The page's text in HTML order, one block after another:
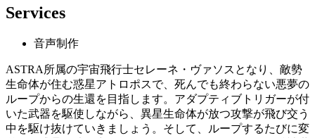
Services
音声制作
ASTRA所属の宇宙飛行士セレーネ・ヴァソスとなり、敵勢
生命体が住む惑星アトロポスで、死んでも終わらない悪夢の
ループからの生還を目指します。アダプティブトリガーが付
いた武器を駆使しながら、異星生命体が放つ攻撃が飛び交う
中を駆け抜けていきましょう。そして、ループするたびに変